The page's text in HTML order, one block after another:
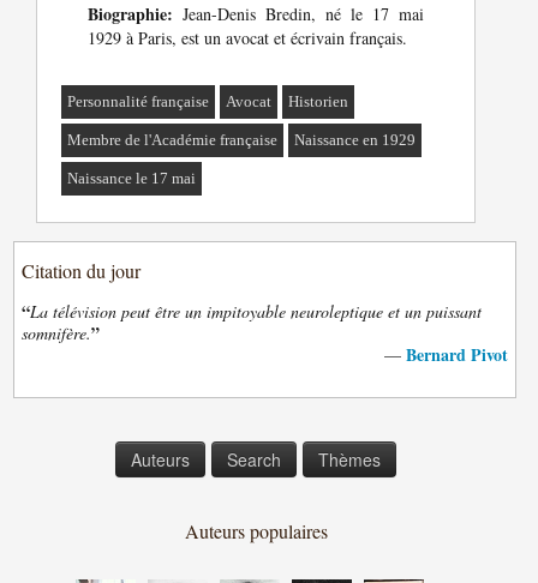
Biographie: Jean-Denis Bredin, né le 17 mai
1929 à Paris, est un avocat et écrivain français.
Personnalité française Avocat Historien
Membre de l'Académie française Naissance en 1929
Naissance le 17 mai
Citation du jour
“La télévision peut être un impitoyable neuroleptique et un puissant
somnifère.”
— Bernard Pivot
Auteurs Search Thèmes
Auteurs populaires